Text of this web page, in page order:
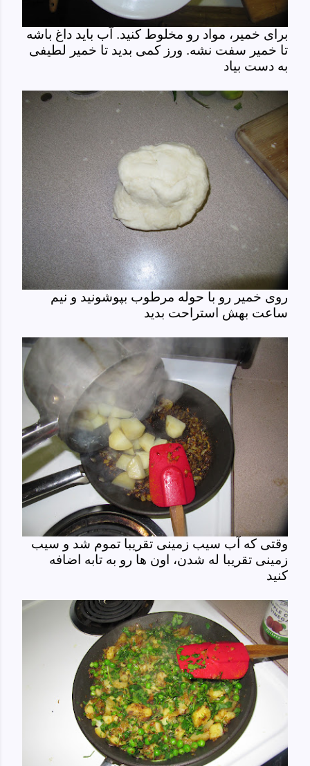
برای خمیر، مواد رو مخلوط کنید. آب باید داغ باشه
تا خمیر سفت نشه. ورز کمی بدید تا خمیر لطیفی
به دست بیاد
روی خمیر رو با حوله مرطوب بپوشونید و نیم
ساعت بهش استراحت بدید
وقتی که آب سیب زمینی تقریبا تموم شد و سیب
زمینی تقریبا له شدن، اون ها رو به تابه اضافه
کنید